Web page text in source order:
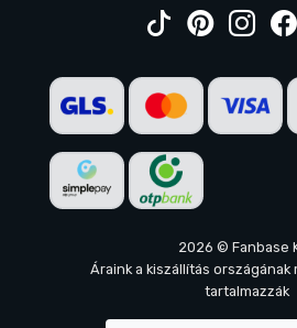
2026 © Fanbase
Áraink a kiszállítás
tartalmazzák